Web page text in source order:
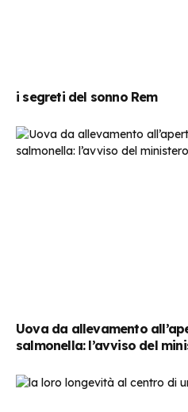
i segreti del sonno Rem
Uova da allevamento
salmonella: l’avviso del